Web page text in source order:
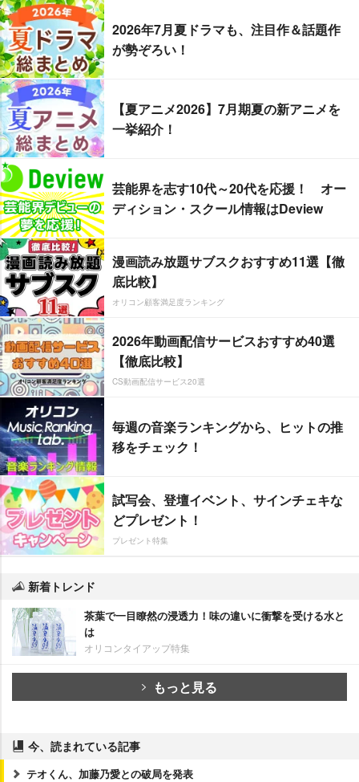
2026年7月夏ドラマも、注目作＆話題作
が勢ぞろい！
【夏アニメ2026】7月期夏の新アニメを
一挙紹介！
芸能界を志す10代～20代を応援！ オー
ディション・スクール情報はDeview
漫画読み放題サブスクおすすめ11選【徹
底比較】
オリコン顧客満足度ランキング
2026年動画配信サービスおすすめ40選
【徹底比較】
CS動画配信サービス20選
毎週の音楽ランキングから、ヒットの推
移をチェック！
試写会、登壇イベント、サインチェキな
どプレゼント！
プレゼント特集
新着トレンド
茶葉で一目瞭然の浸透力！味の違いに衝撃を受ける水と
は
オリコンタイアップ特集
もっと見る
今、読まれている記事
テオくん、加藤乃愛との破局を発表